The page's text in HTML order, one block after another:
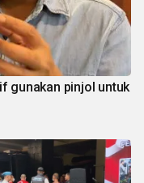
gunakan pinjol untuk